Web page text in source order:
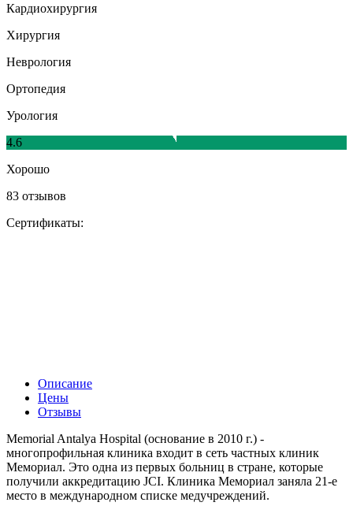
Кардиохирургия
Хирургия
Неврология
Ортопедия
Урология
4.6
Хорошо
83 отзывов
Сертификаты:
Описание
Цены
Отзывы
Memorial Antalya Hospital (основание в 2010 г.) -
многопрофильная клиника входит в сеть частных клиник
Мемориал. Это одна из первых больниц в стране, которые
получили аккредитацию JCI. Клиника Мемориал заняла 21-е
место в международном списке медучреждений.